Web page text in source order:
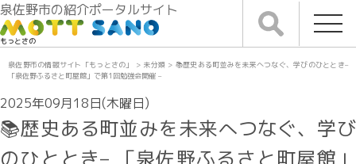
泉佐野市の紹介ポータルサイト
もっとさの
泉佐野市の情報サイト「もっとさの」 > 未分類 > 📚歴史ある町並みを未来へつなぐ、学びのひととき–
「泉佐野ふるさと町屋館」で第1回勉強会開催 –
2025年09月18日(木曜日)
📚歴史ある町並みを未来へつなぐ、学び
のひととき– 「泉佐野ふるさと町屋館」